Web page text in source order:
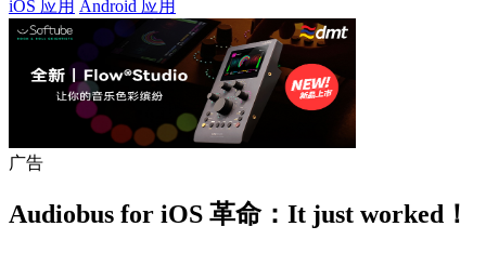
iOS 应用 Android 应用
广告
Audiobus for iOS 革命：It just worked！